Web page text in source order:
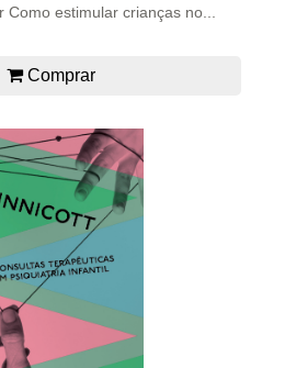
estimular crianças no...
Comprar